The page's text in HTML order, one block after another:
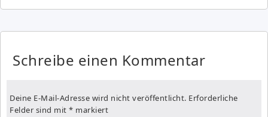
Schreibe einen Kommentar
Deine E-Mail-Adresse wird nicht veröffentlicht. Erforderliche
Felder sind mit * markiert